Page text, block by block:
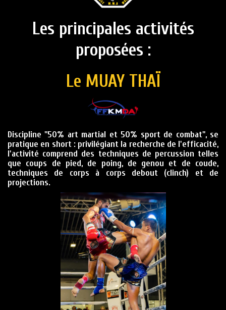
Les principales activités
proposées :
Le MUAY THAÏ
Discipline "50% art martial et 50% sport de combat", se
pratique en short : privilégiant la recherche de l'efficacité,
l'activité comprend des techniques de percussion telles
que coups de pied, de poing, de genou et de coude,
techniques de corps à corps debout (clinch) et de
projections.